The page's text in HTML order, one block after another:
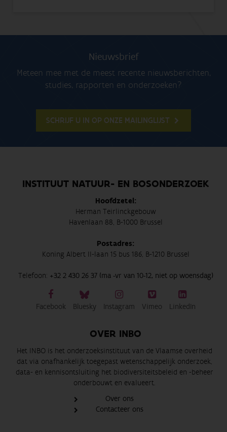
Nieuwsbrief
Meteen mee met de meest recente nieuwsberichten,
studies, rapporten en onderzoeken?
SCHRIJF U IN OP ONZE MAILINGLIJST
INSTITUUT NATUUR- EN BOSONDERZOEK
Hoofdzetel:
Herman Teirlinckgebouw
Havenlaan 88, B-1000 Brussel
Postadres:
Koning Albert II-laan 15 bus 186, B-1210 Brussel
Telefoon: +32 2 430 26 37 (ma -vr van 10-12, niet op woensdag)
Facebook Bluesky Instagram Vimeo LinkedIn
OVER INBO
Het INBO is het onderzoeksinstituut van de Vlaamse overheid
dat via onafhankelijk toegepast wetenschappelijk onderzoek,
data- en kennisontsluiting het biodiversiteitsbeleid en -beheer
onderbouwt en evalueert.
Over ons
Contacteer ons